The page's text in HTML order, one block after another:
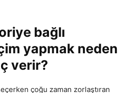
bağlı
yapmak neden
verir?
çoğu zaman zorlaştıran